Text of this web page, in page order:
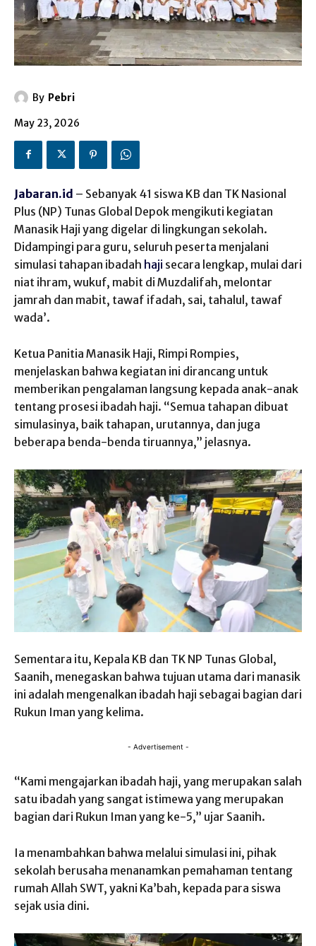
By Pebri
May 23, 2026
Jabaran.id – Sebanyak 41 siswa KB dan TK Nasional
Plus (NP) Tunas Global Depok mengikuti kegiatan
Manasik Haji yang digelar di lingkungan sekolah.
Didampingi para guru, seluruh peserta menjalani
simulasi tahapan ibadah haji secara lengkap, mulai dari
niat ihram, wukuf, mabit di Muzdalifah, melontar
jamrah dan mabit, tawaf ifadah, sai, tahalul, tawaf
wada’.
Ketua Panitia Manasik Haji, Rimpi Rompies,
menjelaskan bahwa kegiatan ini dirancang untuk
memberikan pengalaman langsung kepada anak-anak
tentang prosesi ibadah haji. “Semua tahapan dibuat
simulasinya, baik tahapan, urutannya, dan juga
beberapa benda-benda tiruannya,” jelasnya.
Sementara itu, Kepala KB dan TK NP Tunas Global,
Saanih, menegaskan bahwa tujuan utama dari manasik
ini adalah mengenalkan ibadah haji sebagai bagian dari
Rukun Iman yang kelima.
- Advertisement -
“Kami mengajarkan ibadah haji, yang merupakan salah
satu ibadah yang sangat istimewa yang merupakan
bagian dari Rukun Iman yang ke-5,” ujar Saanih.
Ia menambahkan bahwa melalui simulasi ini, pihak
sekolah berusaha menanamkan pemahaman tentang
rumah Allah SWT, yakni Ka’bah, kepada para siswa
sejak usia dini.